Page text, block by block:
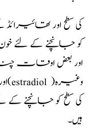
کو جانچنے کے لئے
اور بعض اوقات چند
کی سطح کو جانچنے
ہیں۔